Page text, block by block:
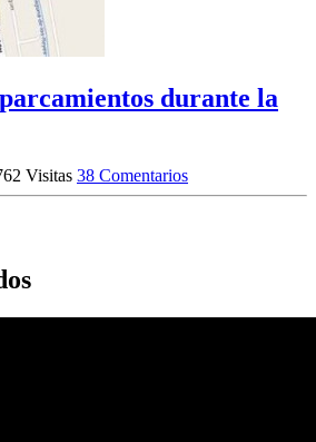
durante la
Visitas 38 Comentarios